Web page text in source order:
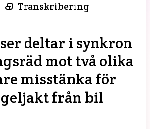
Transkribering
deltar i synkron
mot två olika
misstänka för
från bil